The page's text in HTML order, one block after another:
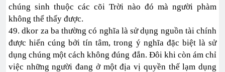
chúng sinh thuộc các cõi Trời nào đó mà người phàm
không thể thấy được.
49. dkor za ba thường có nghĩa là sử dụng nguồn tài chính
được hiến cúng bởi tín tâm, trong ý nghĩa đặc biệt là sử
dụng chúng một cách không đúng đắn. Đôi khi còn ám chỉ
việc những người đang ở một địa vị quyền thế lạm dụng